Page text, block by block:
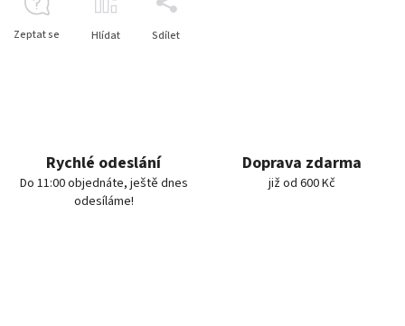
Zeptat se Hlídat Sdílet
Rychlé odeslání
Do 11:00 objednáte, ještě dnes
odesíláme!
Doprava zdarma
již od 600 Kč